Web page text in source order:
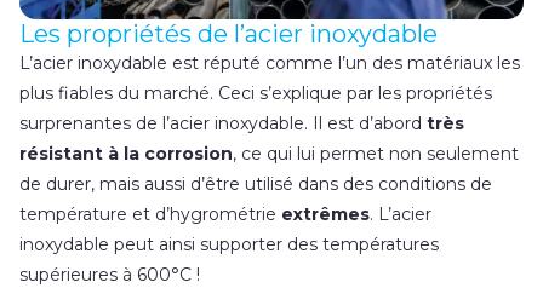
Les propriétés de l’acier inoxydable
L’acier inoxydable est réputé comme l’un des matériaux les
plus fiables du marché. Ceci s’explique par les propriétés
surprenantes de l’acier inoxydable. Il est d’abord très
résistant à la corrosion, ce qui lui permet non seulement
de durer, mais aussi d’être utilisé dans des conditions de
température et d’hygrométrie extrêmes. L’acier
inoxydable peut ainsi supporter des températures
supérieures à 600°C !